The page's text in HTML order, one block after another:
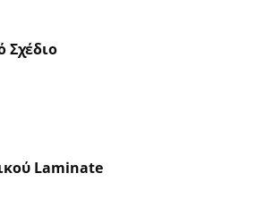
Σχέδιο
Laminate